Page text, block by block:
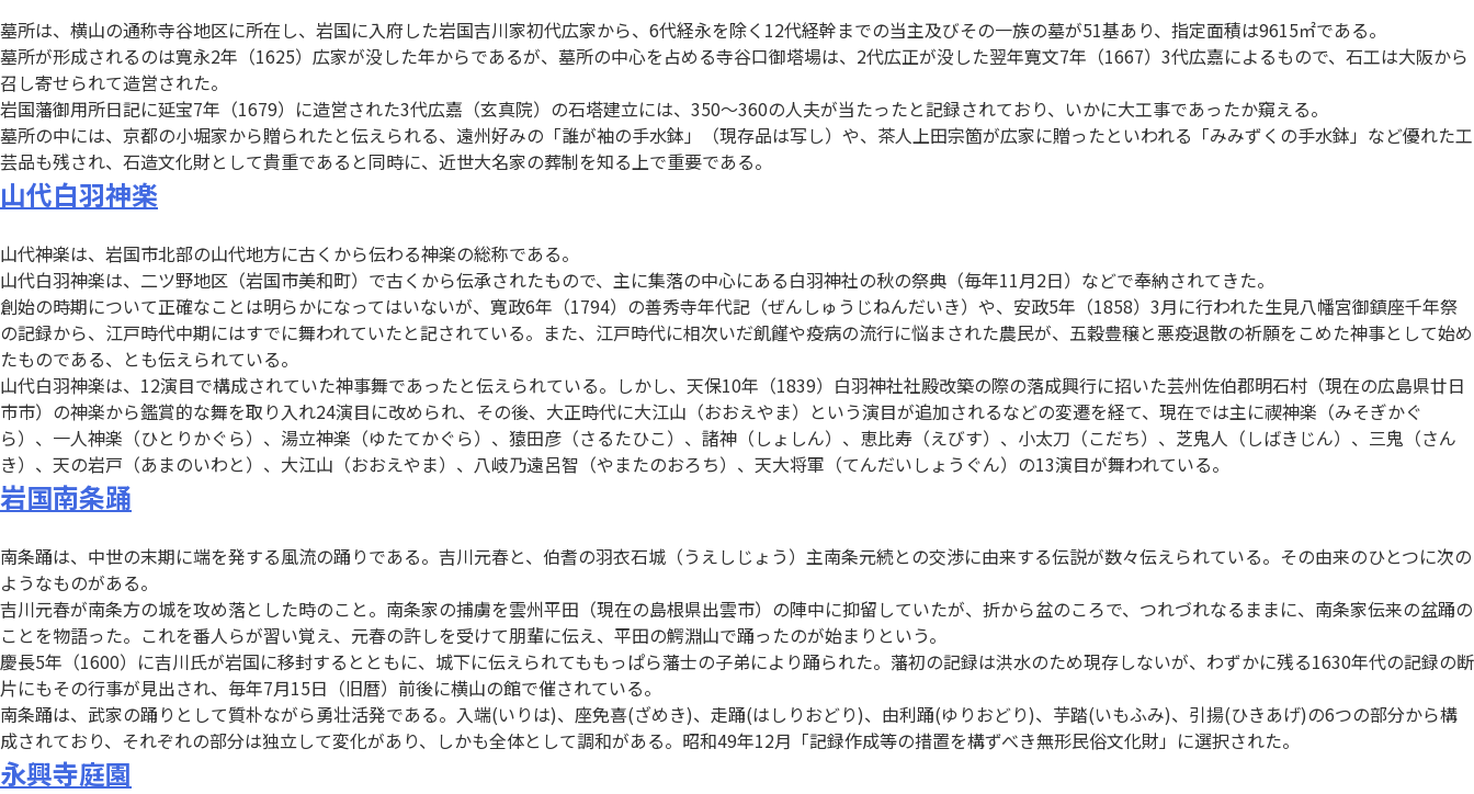
墓所は、横山の通称寺谷地区に所在し、岩国に入府した岩国吉川家初代広家から、6代経永を除く12代経幹までの当主及びその一族の墓が51基あり、指定面積は9615㎡である。
墓所が形成されるのは寛永2年（1625）広家が没した年からであるが、墓所の中心を占める寺谷口御塔場は、2代広正が没した翌年寛文7年（1667）3代広嘉によるもので、石工は大阪から
召し寄せられて造営された。
岩国藩御用所日記に延宝7年（1679）に造営された3代広嘉（玄真院）の石塔建立には、350～360の人夫が当たったと記録されており、いかに大工事であったか窺える。
墓所の中には、京都の小堀家から贈られたと伝えられる、遠州好みの「誰が袖の手水鉢」（現存品は写し）や、茶人上田宗箇が広家に贈ったといわれる「みみずくの手水鉢」など優れた工
芸品も残され、石造文化財として貴重であると同時に、近世大名家の葬制を知る上で重要である。
山代白羽神楽
山代神楽は、岩国市北部の山代地方に古くから伝わる神楽の総称である。
山代白羽神楽は、二ツ野地区（岩国市美和町）で古くから伝承されたもので、主に集落の中心にある白羽神社の秋の祭典（毎年11月2日）などで奉納されてきた。
創始の時期について正確なことは明らかになってはいないが、寛政6年（1794）の善秀寺年代記（ぜんしゅうじねんだいき）や、安政5年（1858）3月に行われた生見八幡宮御鎮座千年祭
の記録から、江戸時代中期にはすでに舞われていたと記されている。また、江戸時代に相次いだ飢饉や疫病の流行に悩まされた農民が、五穀豊穣と悪疫退散の祈願をこめた神事として始め
たものである、とも伝えられている。
山代白羽神楽は、12演目で構成されていた神事舞であったと伝えられている。しかし、天保10年（1839）白羽神社社殿改築の際の落成興行に招いた芸州佐伯郡明石村（現在の広島県廿日
市市）の神楽から鑑賞的な舞を取り入れ24演目に改められ、その後、大正時代に大江山（おおえやま）という演目が追加されるなどの変遷を経て、現在では主に禊神楽（みそぎかぐ
ら）、一人神楽（ひとりかぐら）、湯立神楽（ゆたてかぐら）、猿田彦（さるたひこ）、諸神（しょしん）、恵比寿（えびす）、小太刀（こだち）、芝鬼人（しばきじん）、三鬼（さん
き）、天の岩戸（あまのいわと）、大江山（おおえやま）、八岐乃遠呂智（やまたのおろち）、天大将軍（てんだいしょうぐん）の13演目が舞われている。
岩国南条踊
南条踊は、中世の末期に端を発する風流の踊りである。吉川元春と、伯耆の羽衣石城（うえしじょう）主南条元続との交渉に由来する伝説が数々伝えられている。その由来のひとつに次の
ようなものがある。
吉川元春が南条方の城を攻め落とした時のこと。南条家の捕虜を雲州平田（現在の島根県出雲市）の陣中に抑留していたが、折から盆のころで、つれづれなるままに、南条家伝来の盆踊の
ことを物語った。これを番人らが習い覚え、元春の許しを受けて朋輩に伝え、平田の鰐淵山で踊ったのが始まりという。
慶長5年（1600）に吉川氏が岩国に移封するとともに、城下に伝えられてももっぱら藩士の子弟により踊られた。藩初の記録は洪水のため現存しないが、わずかに残る1630年代の記録の断
片にもその行事が見出され、毎年7月15日（旧暦）前後に横山の館で催されている。
南条踊は、武家の踊りとして質朴ながら勇壮活発である。入端(いりは)、座免喜(ざめき)、走踊(はしりおどり)、由利踊(ゆりおどり)、芋踏(いもふみ)、引揚(ひきあげ)の6つの部分から構
成されており、それぞれの部分は独立して変化があり、しかも全体として調和がある。昭和49年12月「記録作成等の措置を構ずべき無形民俗文化財」に選択された。
永興寺庭園